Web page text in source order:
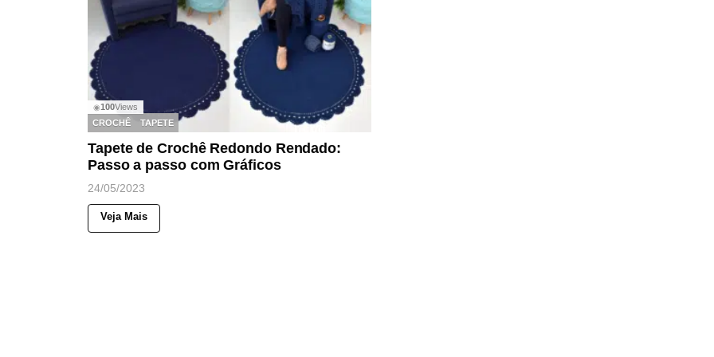
◉100Views
CROCHÊ
TAPETE
Tapete de Crochê Redondo Rendado:
Passo a passo com Gráficos
24/05/2023
Veja Mais